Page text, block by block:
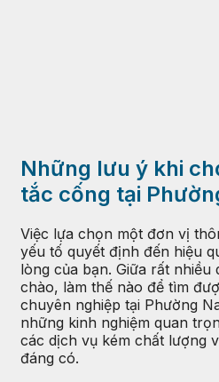
Những lưu ý khi
tắc cống tại
Việc lựa chọn một đơn vị
yếu tố quyết định đến hiệu
lòng của bạn. Giữa rất nhiều
chào, làm thế nào để tìm
chuyên nghiệp tại Phường
những kinh nghiệm quan
các dịch vụ kém chất lượng
đáng có.